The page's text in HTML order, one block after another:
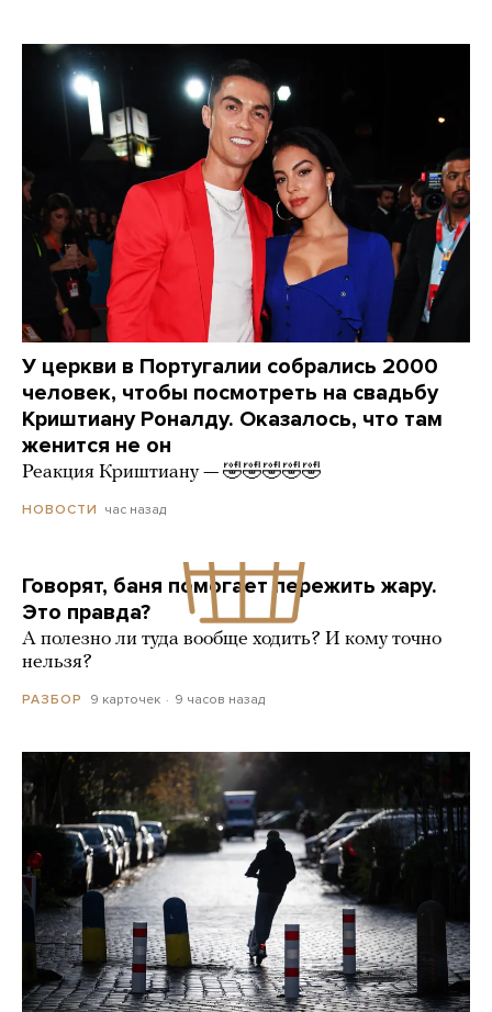
У церкви в Португалии собрались 2000
человек, чтобы посмотреть на свадьбу
Криштиану Роналду. Оказалось, что там
женится не он
Реакция Криштиану — 🤣🤣🤣🤣🤣
НОВОСТИ час назад
Говорят, баня помогает пережить жару.
Это правда?
А полезно ли туда вообще ходить? И кому точно
нельзя?
РАЗБОР 9 карточек 9 часов назад